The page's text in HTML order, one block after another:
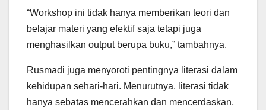
“Workshop ini tidak hanya memberikan teori dan
belajar materi yang efektif saja tetapi juga
menghasilkan output berupa buku,” tambahnya.
Rusmadi juga menyoroti pentingnya literasi dalam
kehidupan sehari-hari. Menurutnya, literasi tidak
hanya sebatas mencerahkan dan mencerdaskan,